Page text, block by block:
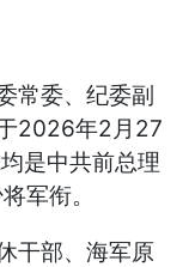
常委、纪委副
2026年2月27
是中共前总理
军衔。
干部、海军原